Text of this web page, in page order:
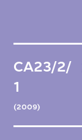
CA23/2/
1
(2009)